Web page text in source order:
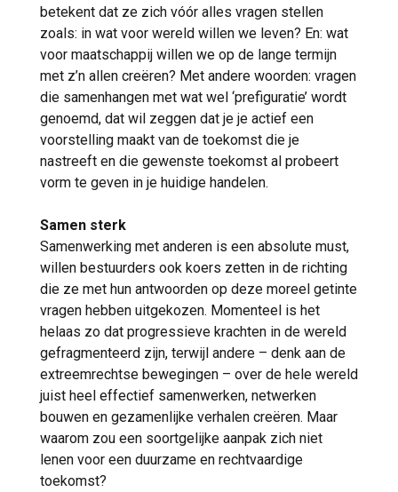
betekent dat ze zich vóór alles vragen stellen
zoals: in wat voor wereld willen we leven? En: wat
voor maatschappij willen we op de lange termijn
met z’n allen creëren? Met andere woorden: vragen
die samenhangen met wat wel ‘prefiguratie’ wordt
genoemd, dat wil zeggen dat je je actief een
voorstelling maakt van de toekomst die je
nastreeft en die gewenste toekomst al probeert
vorm te geven in je huidige handelen.
Samen sterk
Samenwerking met anderen is een absolute must,
willen bestuurders ook koers zetten in de richting
die ze met hun antwoorden op deze moreel getinte
vragen hebben uitgekozen. Momenteel is het
helaas zo dat progressieve krachten in de wereld
gefragmenteerd zijn, terwijl andere – denk aan de
extreemrechtse bewegingen – over de hele wereld
juist heel effectief samenwerken, netwerken
bouwen en gezamenlijke verhalen creëren. Maar
waarom zou een soortgelijke aanpak zich niet
lenen voor een duurzame en rechtvaardige
toekomst?